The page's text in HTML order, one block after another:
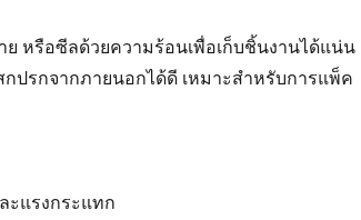
หรือซีลด้วยความร้อนเพื่อเก็บชิ้นงานได้แน่น
ปรกจากภายนอกได้ดี เหมาะสำหรับการแพ็ค
แรงกระแทก